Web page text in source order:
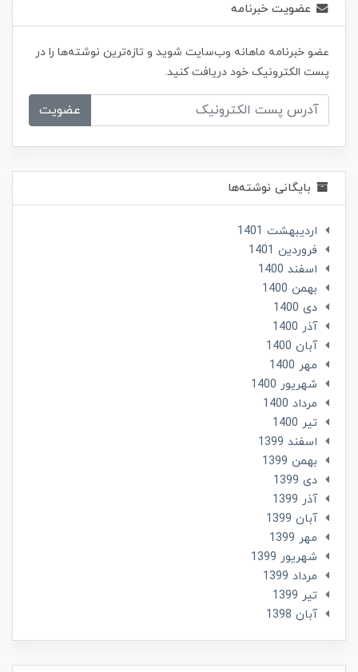
عضویت خبرنامه
عضو خبرنامه ماهانه وب‌سایت شوید و تازه‌ترین نوشته‌ها را در
پست الکترونیک خود دریافت کنید.
عضویت
بایگانی نوشته‌ها
ارديبهشت 1401
فروردین 1401
اسفند 1400
بهمن 1400
دی 1400
آذر 1400
آبان 1400
مهر 1400
شهریور 1400
مرداد 1400
تير 1400
اسفند 1399
بهمن 1399
دی 1399
آذر 1399
آبان 1399
مهر 1399
شهریور 1399
مرداد 1399
تير 1399
آبان 1398